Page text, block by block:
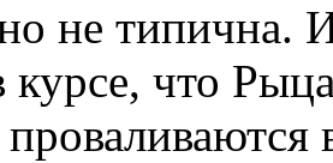
не типична.
курсе, что